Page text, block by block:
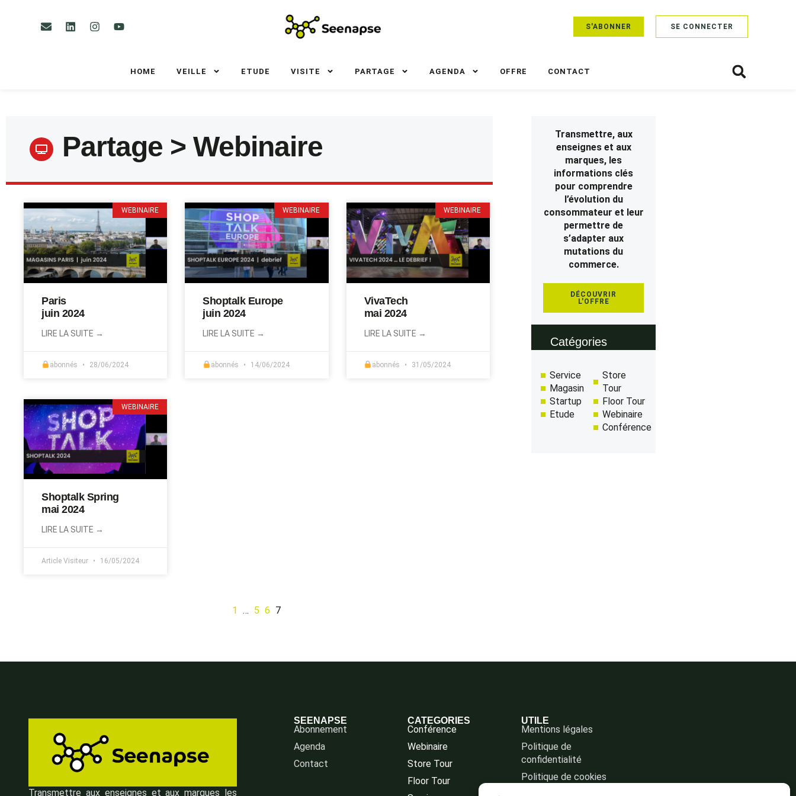
S'ABONNER SE CONNECTER
HOME VEILLE ETUDE VISITE PARTAGE AGENDA OFFRE CONTACT
Partage > Webinaire
WEBINAIRE
Paris
juin 2024
LIRE LA SUITE →
abonnés 28/06/2024
WEBINAIRE
Shoptalk Europe
juin 2024
LIRE LA SUITE →
abonnés 14/06/2024
WEBINAIRE
VivaTech
mai 2024
LIRE LA SUITE →
abonnés 31/05/2024
WEBINAIRE
Shoptalk Spring
mai 2024
LIRE LA SUITE →
Article Visiteur 16/05/2024
1 … 5 6 7
Transmettre, aux
enseignes et aux
marques, les
informations clés
pour comprendre
l’évolution du
consommateur et leur
permettre de
s’adapter aux
mutations du
commerce.
DÉCOUVRIR
L'OFFRE
Catégories
Service
Magasin
Startup
Etude
Store
Tour
Floor Tour
Webinaire
Conférence
Transmettre aux enseignes et aux marques les
SEENAPSE
Abonnement
Agenda
Contact
CATEGORIES
Conférence
Webinaire
Store Tour
Floor Tour
UTILE
Mentions légales
Politique de
confidentialité
Politique de cookies